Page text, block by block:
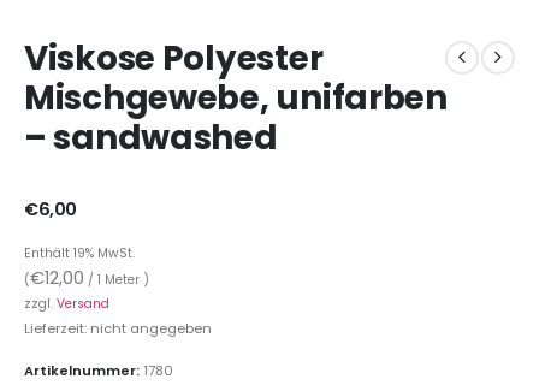
Viskose Polyester
Mischgewebe, unifarben
– sandwashed
€6,00
Enthält 19% MwSt.
(€12,00 / 1 Meter )
zzgl. Versand
Lieferzeit: nicht angegeben
Artikelnummer: 1780